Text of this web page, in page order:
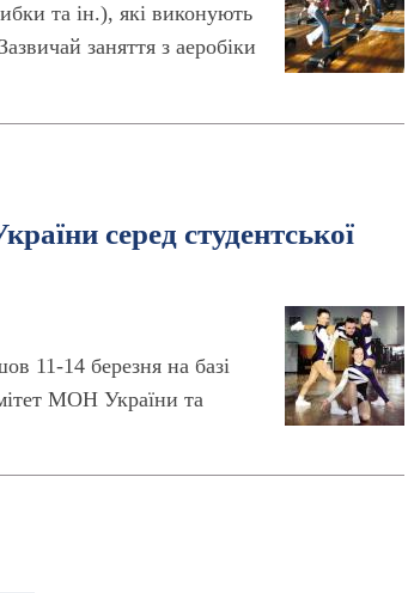
та ін.), які виконують
заняття з аеробіки
серед студентської
11-14 березня на базі
МОН України та